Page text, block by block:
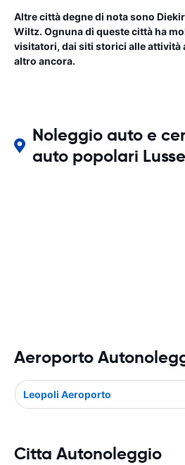
Altre città degne di nota sono
Wiltz. Ognuna di queste città ha
visitatori, dai siti storici alle attività
altro ancora.
Noleggio auto e
auto popolari
Aeroporto
Leopoli Aeroporto
Citta Autonoleggio